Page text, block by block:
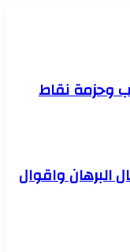
وحزمة نقاط
البرهان واقوال